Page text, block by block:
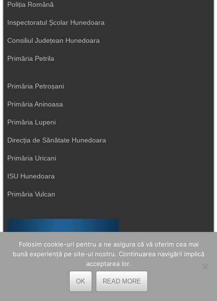
Poliția Română
Inspectoratul Școlar Hunedoara
Consiliul Județean Hunedoara
Primăria Petrila
Primăria Petroșani
Primăria Aninoasa
Primăria Lupeni
Direcția de Sănătate Hunedoara
Primăria Uricani
ISU Hunedoara
Primăria Vulcan
Folosim cookie-uri pentru a ne asigura că vă oferim cea mai
bună experiență pe site-ul nostru. Continuarea navigării implică
acceptarea lor.
OK READ MORE